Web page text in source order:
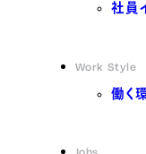
社員
Work Style
働く